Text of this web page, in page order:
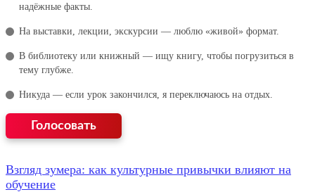
надёжные факты.
На выставки, лекции, экскурсии — люблю «живой» формат.
В библиотеку или книжный — ищу книгу, чтобы погрузиться в
тему глубже.
Никуда — если урок закончился, я переключаюсь на отдых.
Взгляд зумера: как культурные привычки влияют на
обучение